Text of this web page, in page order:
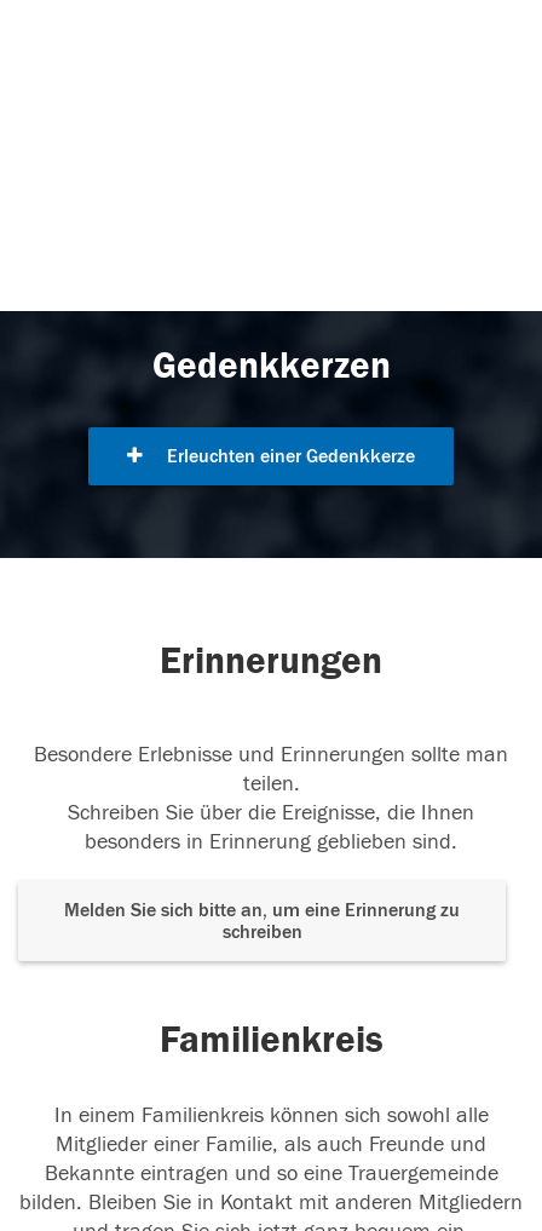
Gedenkkerzen
Erleuchten einer Gedenkkerze
Erinnerungen
Besondere Erlebnisse und Erinnerungen sollte man
teilen.
Schreiben Sie über die Ereignisse, die Ihnen
besonders in Erinnerung geblieben sind.
Melden Sie sich bitte an, um eine Erinnerung zu
schreiben
Familienkreis
In einem Familienkreis können sich sowohl alle
Mitglieder einer Familie, als auch Freunde und
Bekannte eintragen und so eine Trauergemeinde
bilden. Bleiben Sie in Kontakt mit anderen Mitgliedern